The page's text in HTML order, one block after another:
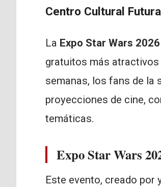
Centro Cultural
La Expo Star Wars 2026
gratuitos más atractivos
semanas, los fans de la
proyecciones de cine,
temáticas.
Expo Star Wars
Este evento, creado por